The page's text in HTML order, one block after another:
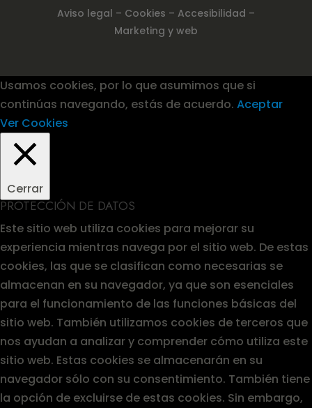
Aviso legal – Cookies – Accesibilidad –
Marketing y web
Usamos cookies, por lo que asumimos que si
continúas navegando, estás de acuerdo. Aceptar
Ver Cookies
Cerrar
PROTECCIÓN DE DATOS
Este sitio web utiliza cookies para mejorar su
experiencia mientras navega por el sitio web. De estas
cookies, las que se clasifican como necesarias se
almacenan en su navegador, ya que son esenciales
para el funcionamiento de las funciones básicas del
sitio web. También utilizamos cookies de terceros que
nos ayudan a analizar y comprender cómo utiliza este
sitio web. Estas cookies se almacenarán en su
navegador sólo con su consentimiento. También tiene
la opción de excluirse de estas cookies. Sin embargo,